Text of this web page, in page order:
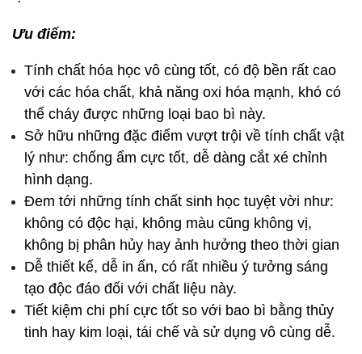
Ưu điểm:
Tính chất hóa học vô cùng tốt, có độ bền rất cao
với các hóa chất, khả năng oxi hóa mạnh, khó có
thể cháy được những loại bao bì này.
Sở hữu những đặc điểm vượt trội về tính chất vật
lý như: chống ẩm cực tốt, dễ dàng cắt xé chỉnh
hình dạng.
Đem tới những tính chất sinh học tuyệt vời như:
không có độc hại, không màu cũng không vị,
không bị phân hủy hay ảnh hưởng theo thời gian
Dễ thiết kế, dễ in ấn, có rất nhiều ý tưởng sáng
tạo độc đáo đối với chất liệu này.
Tiết kiệm chi phí cực tốt so với bao bì bằng thủy
tinh hay kim loại, tái chế và sử dụng vô cùng dễ.